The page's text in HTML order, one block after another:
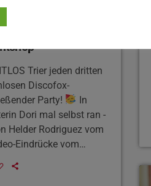
So war der
Trier jeden dritten
Discofox-
Party!
In
Dori mal selbst ran -
Helder Rodriguez vom
Eindrücke vom